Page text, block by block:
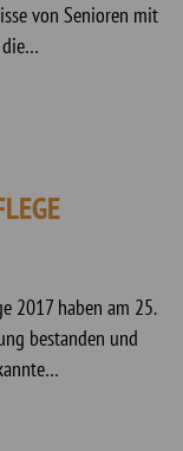
von Senioren mit
die…
2017 haben am 25.
bestanden und